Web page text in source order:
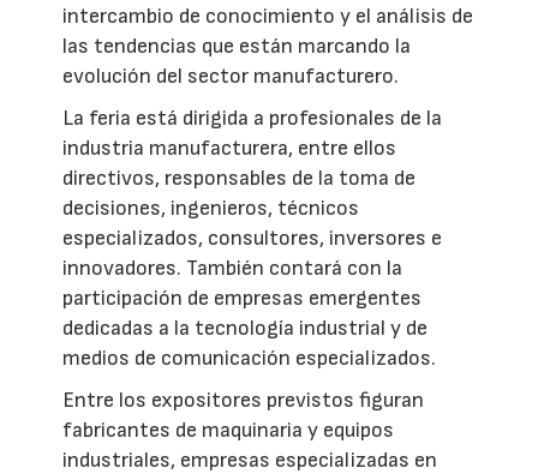
intercambio de conocimiento y el análisis de
las tendencias que están marcando la
evolución del sector manufacturero.
La feria está dirigida a profesionales de la
industria manufacturera, entre ellos
directivos, responsables de la toma de
decisiones, ingenieros, técnicos
especializados, consultores, inversores e
innovadores. También contará con la
participación de empresas emergentes
dedicadas a la tecnología industrial y de
medios de comunicación especializados.
Entre los expositores previstos figuran
fabricantes de maquinaria y equipos
industriales, empresas especializadas en